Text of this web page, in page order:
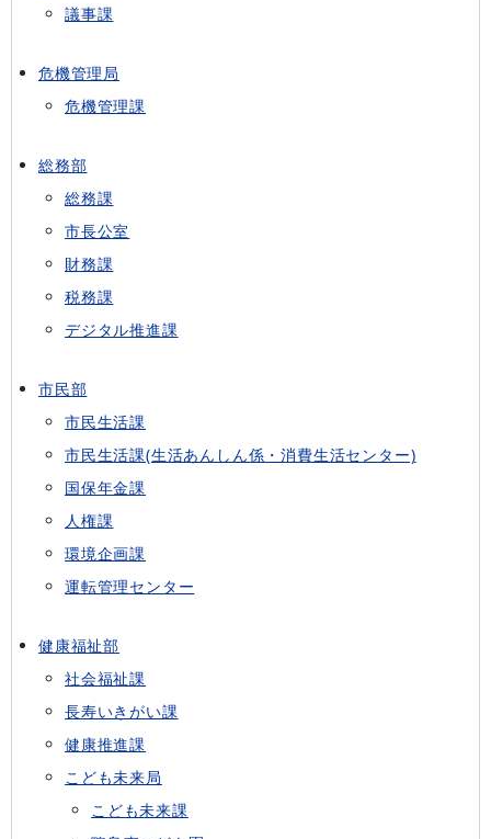
議事課
危機管理局
危機管理課
総務部
総務課
市長公室
財務課
税務課
デジタル推進課
市民部
市民生活課
市民生活課(生活あんしん係・消費生活センター)
国保年金課
人権課
環境企画課
運転管理センター
健康福祉部
社会福祉課
長寿いきがい課
健康推進課
こども未来局
こども未来課